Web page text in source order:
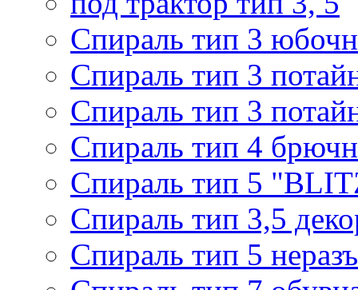
Спираль тип 3
Спираль тип 3
Спираль тип 3
Спираль тип 4
Спираль тип 5
Спираль тип 3,5
Спираль тип 5